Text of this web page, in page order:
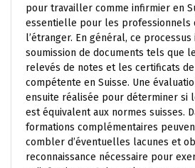
pour travailler comme infirmier en
essentielle pour les professionnels
l’étranger. En général, ce
soumission de documents tels que
relevés de notes et les certificats
compétente en Suisse. Une
ensuite réalisée pour déterminer si
est équivalent aux normes suisses.
formations complémentaires
combler d’éventuelles lacunes et
reconnaissance nécessaire pour